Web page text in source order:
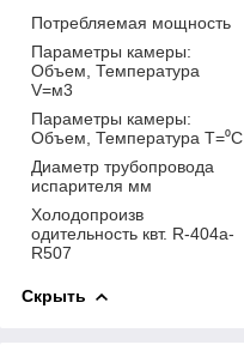
Потребляемая мощность
Параметры камеры:
Объем, Температура
V=м3
Параметры камеры:
Объем, Температура Т=⁰С
Диаметр трубопровода
испарителя мм
Холодопроизв
одительность квт. R-404a-
R507
Скрыть